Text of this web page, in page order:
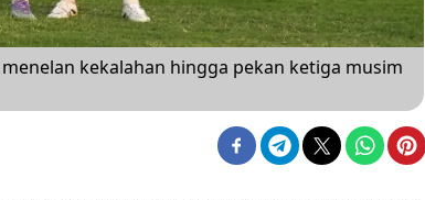
kekalahan hingga pekan ketiga musim